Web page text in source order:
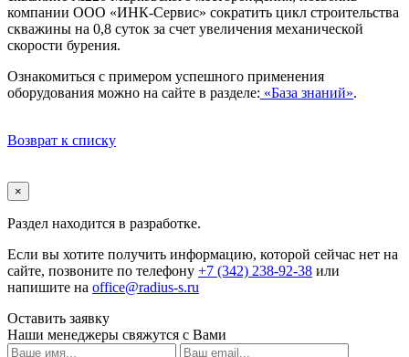
компании ООО «ИНК-Сервис» сократить цикл строительства
скважины на 0,8 суток за счет увеличения механической
скорости бурения.
Ознакомиться с примером успешного применения
оборудования можно на сайте в разделе: «База знаний».
Возврат к списку
×
Раздел находится в разработке.
Если вы хотите получить информацию, которой сейчас нет на
сайте, позвоните по телефону +7 (342) 238-92-38 или
напишите на office@radius-s.ru
Оставить заявку
Наши менеджеры свяжутся с Вами